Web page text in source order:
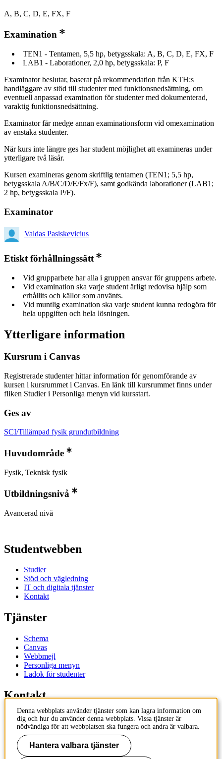
A, B, C, D, E, FX, F
Examination
TEN1 - Tentamen, 5,5 hp, betygsskala: A, B, C, D, E, FX, F
LAB1 - Laborationer, 2,0 hp, betygsskala: P, F
Examinator beslutar, baserat på rekommendation från KTH:s
handläggare av stöd till studenter med funktionsnedsättning, om
eventuell anpassad examination för studenter med dokumenterad,
varaktig funktionsnedsättning.
Examinator får medge annan examinationsform vid omexamination
av enstaka studenter.
När kurs inte längre ges har student möjlighet att examineras under
ytterligare två läsår.
Kursen examineras genom skriftlig tentamen (TEN1; 5,5 hp,
betygsskala A/B/C/D/E/Fx/F), samt godkända laborationer (LAB1;
2 hp, betygsskala P/F).
Examinator
Valdas Pasiskevicius
Etiskt förhållningssätt
Vid grupparbete har alla i gruppen ansvar för gruppens arbete.
Vid examination ska varje student ärligt redovisa hjälp som
erhållits och källor som använts.
Vid muntlig examination ska varje student kunna redogöra för
hela uppgiften och hela lösningen.
Ytterligare information
Kursrum i Canvas
Registrerade studenter hittar information för genomförande av
kursen i kursrummet i Canvas. En länk till kursrummet finns under
fliken Studier i Personliga menyn vid kursstart.
Ges av
SCI/Tillämpad fysik grundutbildning
Huvudområde
Fysik, Teknisk fysik
Utbildningsnivå
Avancerad nivå
Studentwebben
Studier
Stöd och vägledning
IT och digitala tjänster
Kontakt
Tjänster
Schema
Canvas
Webbmejl
Personliga menyn
Ladok för studenter
Kontakt
Kontakta utbildningsprogram
Kontakta kurs
IT-support
KTH Entré
Denna webbplats använder tjänster som kan lagra information om
dig och hur du använder denna webbplats. Vissa tjänster är
nödvändiga för att webbplatsen ska fungera och andra är valbara.
Hantera valbara tjänster